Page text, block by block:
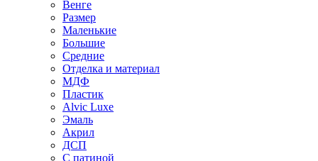
Венге
Размер
Маленькие
Большие
Средние
Отделка и материал
МДФ
Пластик
Alvic Luxe
Эмаль
Акрил
ДСП
С патиной